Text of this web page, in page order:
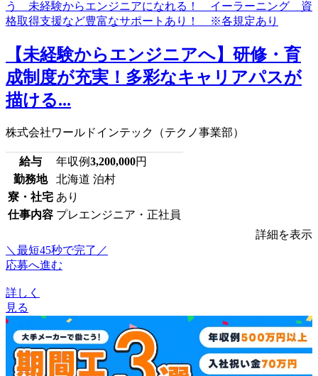
【未経験からエンジニアへ】研修・育
成制度が充実！多彩なキャリアパスが
描ける...
株式会社ワールドインテック（テクノ事業部）
給与 年収例3,200,000円
勤務地
北海道 泊村
寮・社宅 あり
仕事内容 プレエンジニア・正社員
詳細を表示
＼最短45秒で完了／
応募へ進む
詳しく
見る